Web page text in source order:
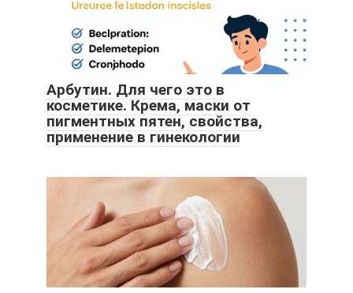
Арбутин. Для чего это в
косметике. Крема, маски от
пигментных пятен, свойства,
применение в гинекологии